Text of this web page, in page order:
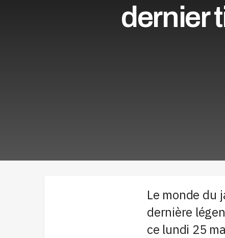
dernier
Le monde du
dernière
ce lundi 25